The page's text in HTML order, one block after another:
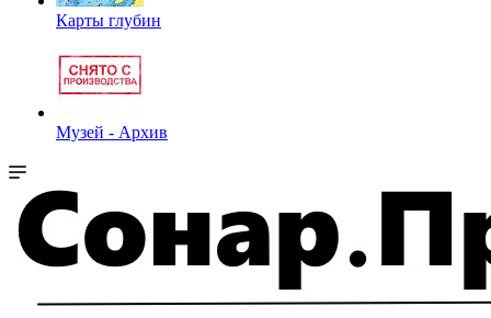
Карты глубин
Музей - Архив